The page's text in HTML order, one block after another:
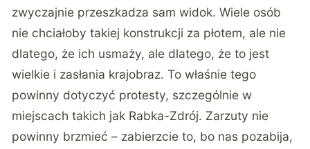
zwyczajnie przeszkadza sam widok. Wiele osób
nie chciałoby takiej konstrukcji za płotem, ale nie
dlatego, że ich usmaży, ale dlatego, że to jest
wielkie i zasłania krajobraz. To właśnie tego
powinny dotyczyć protesty, szczególnie w
miejscach takich jak Rabka-Zdrój. Zarzuty nie
powinny brzmieć – zabierzcie to, bo nas pozabija,